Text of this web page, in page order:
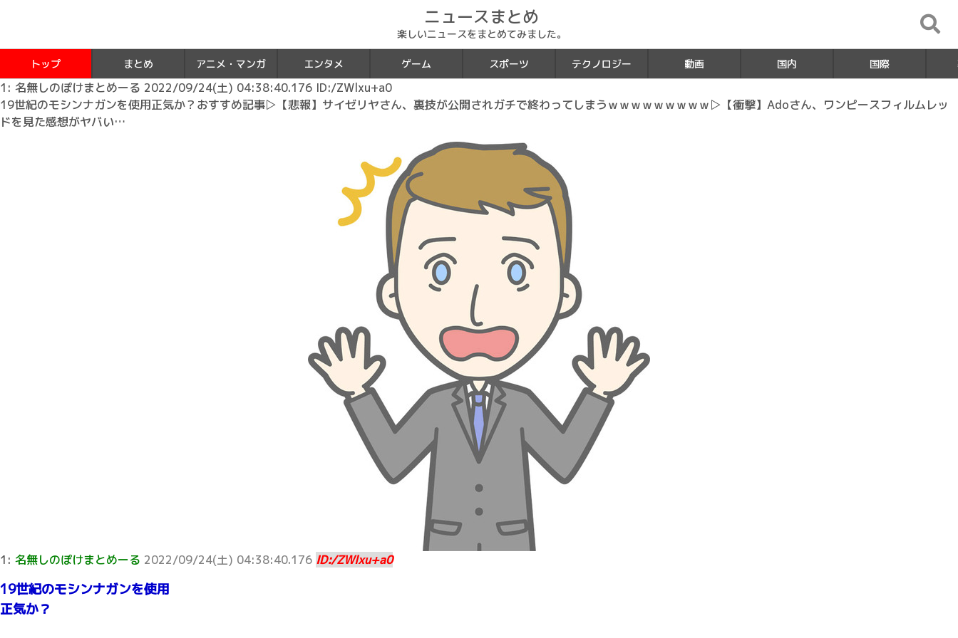
ニュースまとめ
楽しいニュースをまとめてみました。
トップ まとめ アニメ・マンガ エンタメ ゲーム スポーツ テクノロジー 動画 国内 国際
1: 名無しのぽけまとめーる 2022/09/24(土) 04:38:40.176 ID:/ZWlxu+a0
19世紀のモシンナガンを使用正気か？おすすめ記事▷【悲報】サイゼリヤさん、裏技が公開されガチで終わってしまうｗｗｗｗｗｗｗｗｗ▷【衝撃】Adoさん、ワンピースフィルムレッ
ドを見た感想がヤバい…
1: 名無しのぽけまとめーる 2022/09/24(土) 04:38:40.176 ID:/ZWlxu+a0
19世紀のモシンナガンを使用
正気か？